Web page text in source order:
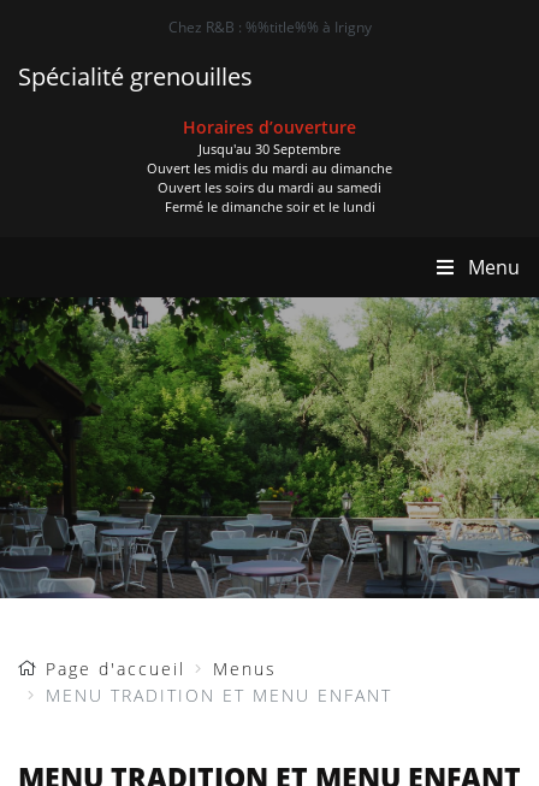
Chez R&B : %%title%% à Irigny
Spécialité grenouilles
Horaires d’ouverture
Jusqu'au 30 Septembre
Ouvert les midis du mardi au dimanche
Ouvert les soirs du mardi au samedi
Fermé le dimanche soir et le lundi
Menu
Page d'accueil
Menus
MENU TRADITION ET MENU ENFANT
MENU TRADITION ET MENU ENFANT